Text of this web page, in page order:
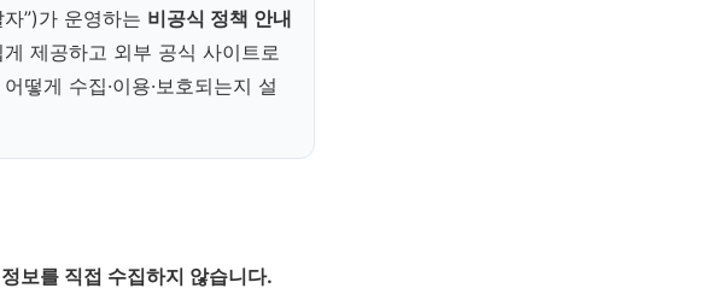
”)가 운영하는 비공식 정책 안내
제공하고 외부 공식 사이트로
떻게 수집·이용·보호되는지 설
보를 직접 수집하지 않습니다.